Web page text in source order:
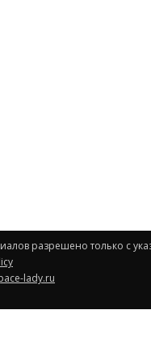
разрешено только с
lady.ru